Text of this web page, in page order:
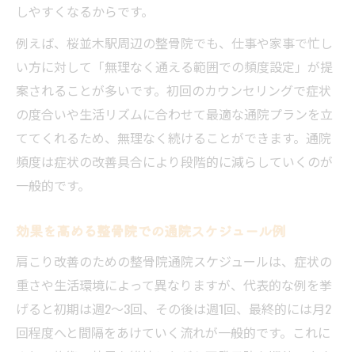
しやすくなるからです。
例えば、桜並木駅周辺の整骨院でも、仕事や家事で忙し
い方に対して「無理なく通える範囲での頻度設定」が提
案されることが多いです。初回のカウンセリングで症状
の度合いや生活リズムに合わせて最適な通院プランを立
ててくれるため、無理なく続けることができます。通院
頻度は症状の改善具合により段階的に減らしていくのが
一般的です。
効果を高める整骨院での通院スケジュール例
肩こり改善のための整骨院通院スケジュールは、症状の
重さや生活環境によって異なりますが、代表的な例を挙
げると初期は週2～3回、その後は週1回、最終的には月2
回程度へと間隔をあけていく流れが一般的です。これに